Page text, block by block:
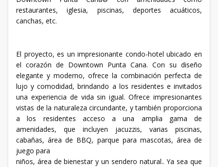
restaurantes, iglesia, piscinas, deportes acuáticos,
canchas, etc.
El proyecto, es un impresionante condo-hotel ubicado en
el corazón de Downtown Punta Cana. Con su diseño
elegante y moderno, ofrece la combinación perfecta de
lujo y comodidad, brindando a los residentes e invitados
una experiencia de vida sin igual. Ofrece impresionantes
vistas de la naturaleza circundante, y también proporciona
a los residentes acceso a una amplia gama de
amenidades, que incluyen jacuzzis, varias piscinas,
cabañas, área de BBQ, parque para mascotas, área de
juego para
niños, área de bienestar y un sendero natural.. Ya sea que